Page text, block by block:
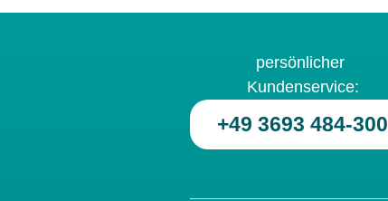
persönlicher
Kundenservice:
+49 3693 484-300